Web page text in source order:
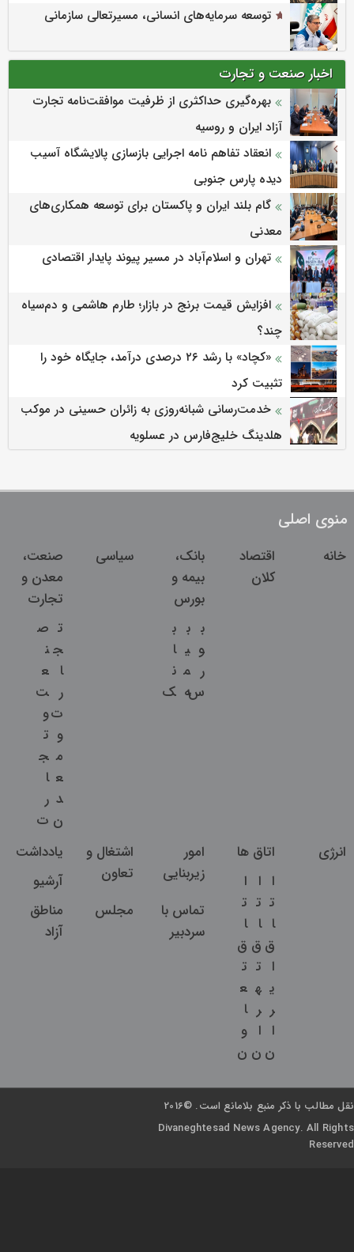
اخبار صنعت و تجارت
بهره‌گیری حداکثری از ظرفیت موافقت‌نامه تجارت
آزاد ایران و روسیه
انعقاد تفاهم نامه اجرایی بازسازی پالایشگاه آسیب
دیده پارس جنوبی
گام بلند ایران و پاکستان برای توسعه همکاری‌های
معدنی
افزایش قیمت برنج در بازار؛ طارم هاشمی و دم‌سیاه
چند؟
تثبیت کرد
خدمت‌رسانی شبانه‌روزی به زائران حسینی در موکب
منوی اصلی
اقتصاد
بانک،
بیمه و
بورس
ب
و
ر
ب
ی
م
ب
ا
ن
صنعت،
معدن و
تجارت
ت
ج
ا
ر
ت
و
م
ع
د
ن
ص
ن
ع
ت
و
ت
ج
ا
ر
ت
اتاق ها
ا
ت
ا
ق
ا
ی
ر
ا
ا
ت
ا
ق
ت
ه
ر
ا
ا
ت
ا
ق
ت
ع
ا
و
امور
زیربنایی
اشتغال و
تعاون
یادداشت
آرشیو
تماس با
مناطق
نقل مطالب با ذکر منبع بلامانع است. ©2016